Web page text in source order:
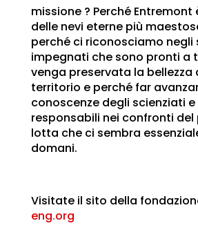
missione ? Perché
delle nevi eterne più
perché ci riconosciamo negli
impegnati che sono pronti a
venga preservata la bellezza
territorio e perché far
conoscenze degli scienziati e
responsabili nei confronti del
lotta che ci sembra
domani.
Visitate il sito della
eng.org